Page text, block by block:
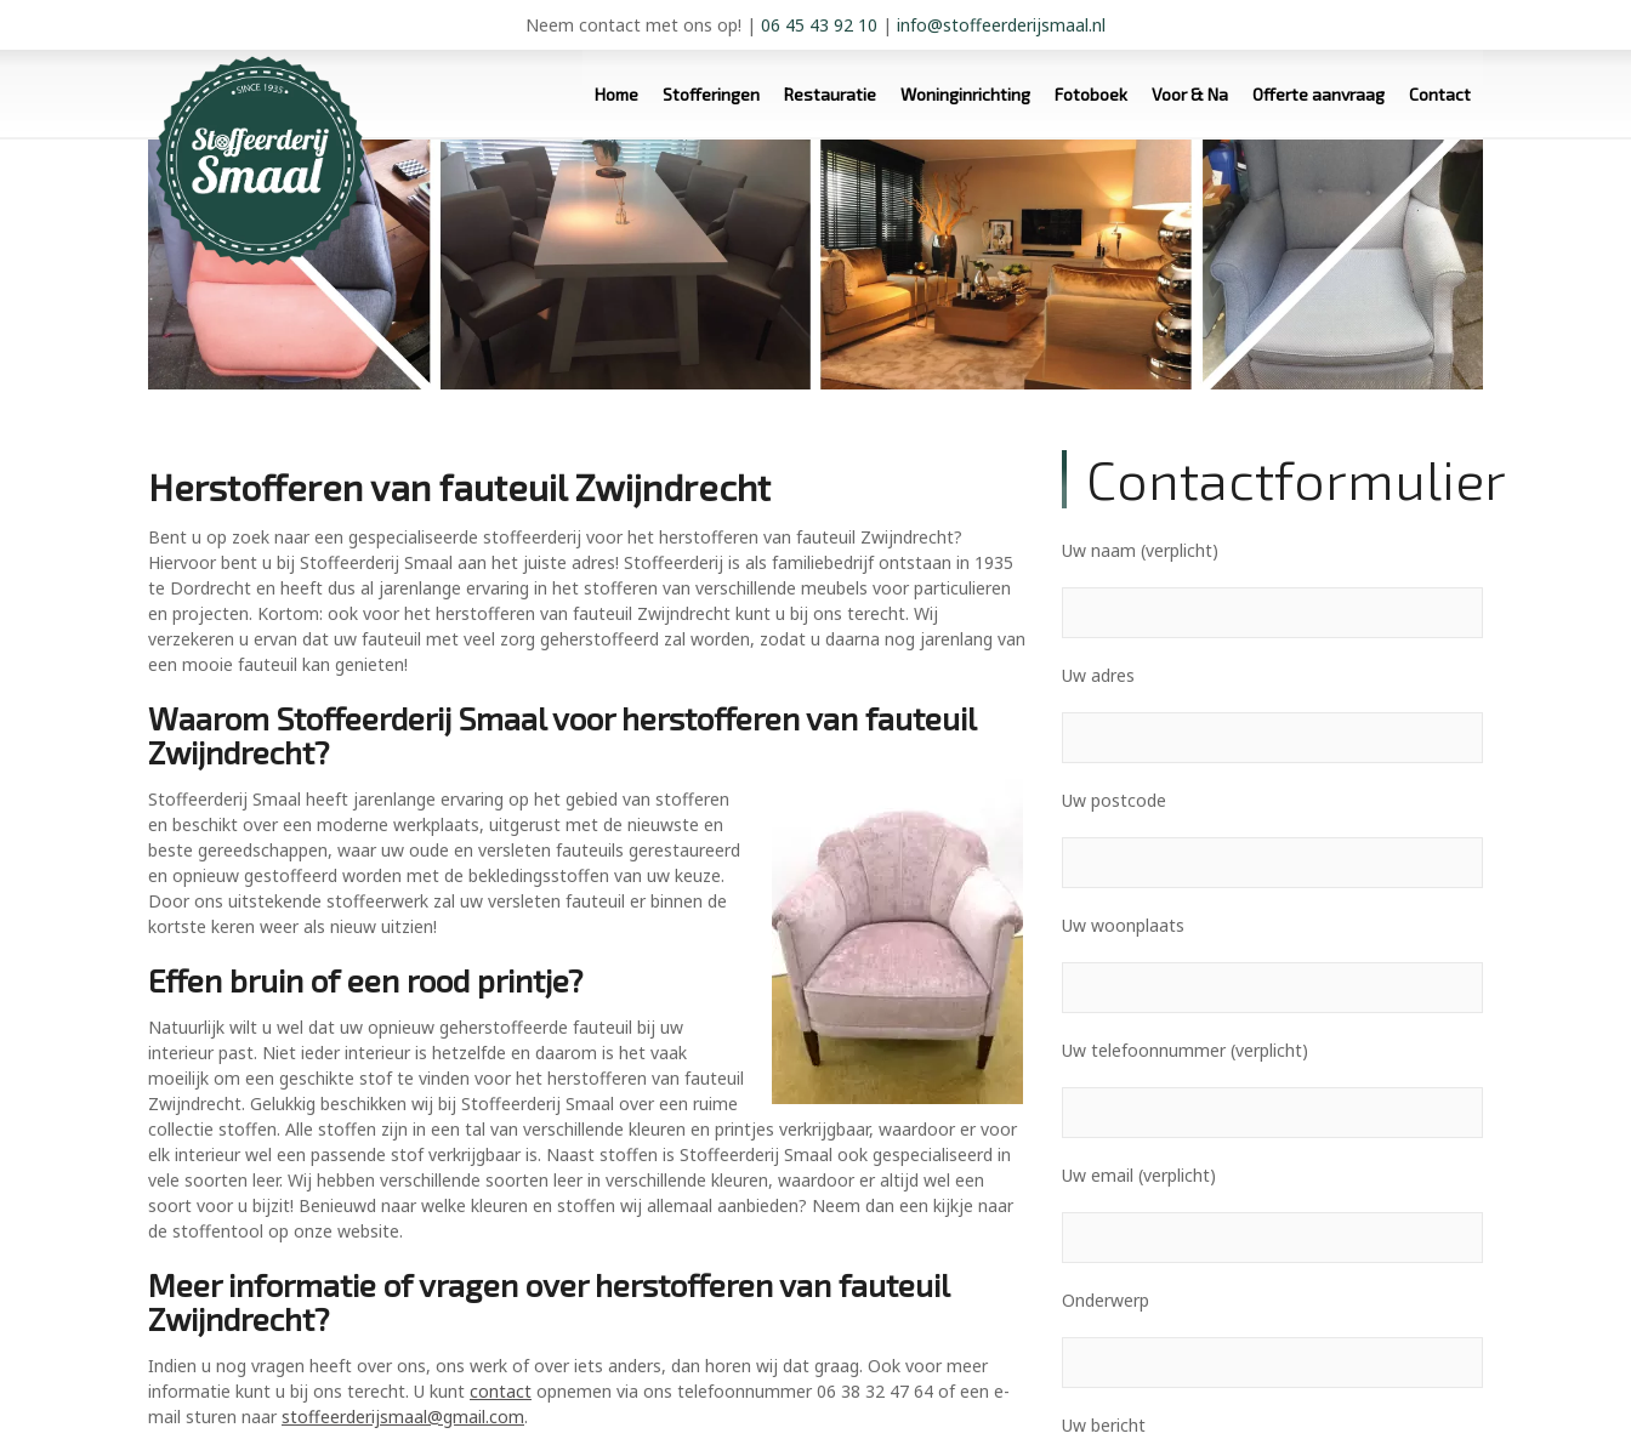
Neem contact met ons op! | 06 45 43 92 10 | info@stoffeerderijsmaal.nl
Home Stofferingen Restauratie Woninginrichting Fotoboek Voor & Na Offerte aanvraag Contact
Herstofferen van fauteuil Zwijndrecht
Bent u op zoek naar een gespecialiseerde stoffeerderij voor het herstofferen van fauteuil Zwijndrecht?
Hiervoor bent u bij Stoffeerderij Smaal aan het juiste adres! Stoffeerderij is als familiebedrijf ontstaan in 1935
te Dordrecht en heeft dus al jarenlange ervaring in het stofferen van verschillende meubels voor particulieren
en projecten. Kortom: ook voor het herstofferen van fauteuil Zwijndrecht kunt u bij ons terecht. Wij
verzekeren u ervan dat uw fauteuil met veel zorg geherstoffeerd zal worden, zodat u daarna nog jarenlang van
een mooie fauteuil kan genieten!
Waarom Stoffeerderij Smaal voor herstofferen van fauteuil
Zwijndrecht?
Stoffeerderij Smaal heeft jarenlange ervaring op het gebied van stofferen
en beschikt over een moderne werkplaats, uitgerust met de nieuwste en
beste gereedschappen, waar uw oude en versleten fauteuils gerestaureerd
en opnieuw gestoffeerd worden met de bekledingsstoffen van uw keuze.
Door ons uitstekende stoffeerwerk zal uw versleten fauteuil er binnen de
kortste keren weer als nieuw uitzien!
Effen bruin of een rood printje?
Natuurlijk wilt u wel dat uw opnieuw geherstoffeerde fauteuil bij uw
interieur past. Niet ieder interieur is hetzelfde en daarom is het vaak
moeilijk om een geschikte stof te vinden voor het herstofferen van fauteuil
Zwijndrecht. Gelukkig beschikken wij bij Stoffeerderij Smaal over een ruime
collectie stoffen. Alle stoffen zijn in een tal van verschillende kleuren en printjes verkrijgbaar, waardoor er voor
elk interieur wel een passende stof verkrijgbaar is. Naast stoffen is Stoffeerderij Smaal ook gespecialiseerd in
vele soorten leer. Wij hebben verschillende soorten leer in verschillende kleuren, waardoor er altijd wel een
soort voor u bijzit! Benieuwd naar welke kleuren en stoffen wij allemaal aanbieden? Neem dan een kijkje naar
de stoffentool op onze website.
Meer informatie of vragen over herstofferen van fauteuil
Zwijndrecht?
Indien u nog vragen heeft over ons, ons werk of over iets anders, dan horen wij dat graag. Ook voor meer
informatie kunt u bij ons terecht. U kunt contact opnemen via ons telefoonnummer 06 38 32 47 64 of een e-
mail sturen naar stoffeerderijsmaal@gmail.com.
Contactformulier
Uw naam (verplicht)
Uw adres
Uw postcode
Uw woonplaats
Uw telefoonnummer (verplicht)
Uw email (verplicht)
Onderwerp
Uw bericht